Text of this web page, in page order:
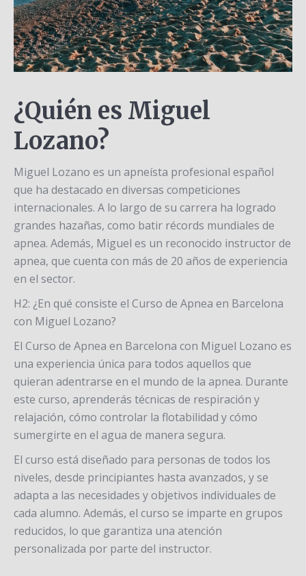
¿Quién es Miguel
Lozano?
Miguel Lozano es un apneísta profesional español
que ha destacado en diversas competiciones
internacionales. A lo largo de su carrera ha logrado
grandes hazañas, como batir récords mundiales de
apnea. Además, Miguel es un reconocido instructor de
apnea, que cuenta con más de 20 años de experiencia
en el sector.
H2: ¿En qué consiste el Curso de Apnea en Barcelona
con Miguel Lozano?
El Curso de Apnea en Barcelona con Miguel Lozano es
una experiencia única para todos aquellos que
quieran adentrarse en el mundo de la apnea. Durante
este curso, aprenderás técnicas de respiración y
relajación, cómo controlar la flotabilidad y cómo
sumergirte en el agua de manera segura.
El curso está diseñado para personas de todos los
niveles, desde principiantes hasta avanzados, y se
adapta a las necesidades y objetivos individuales de
cada alumno. Además, el curso se imparte en grupos
reducidos, lo que garantiza una atención
personalizada por parte del instructor.